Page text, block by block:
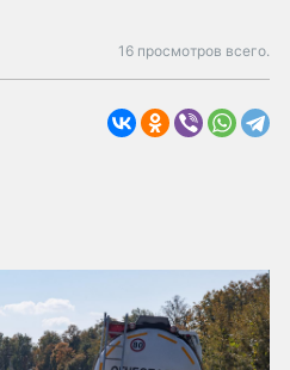
16 просмотров всего.